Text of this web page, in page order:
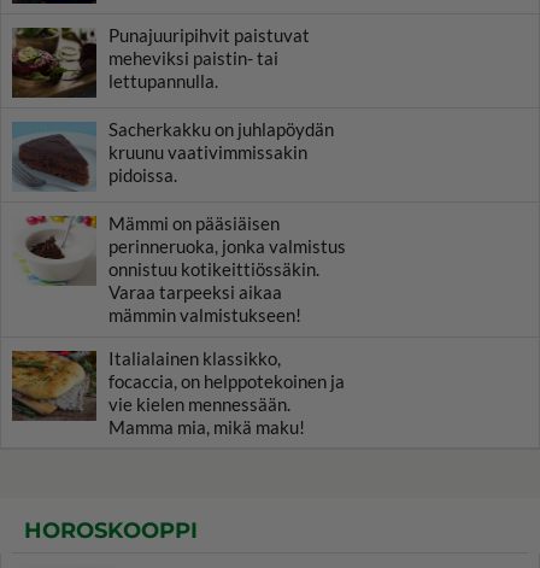
Punajuuripihvit paistuvat
meheviksi paistin- tai
lettupannulla.
Sacherkakku on juhlapöydän
kruunu vaativimmissakin
pidoissa.
Mämmi on pääsiäisen
perinneruoka, jonka valmistus
onnistuu kotikeittiössäkin.
Varaa tarpeeksi aikaa
mämmin valmistukseen!
Italialainen klassikko,
focaccia, on helppotekoinen ja
vie kielen mennessään.
Mamma mia, mikä maku!
HOROSKOOPPI